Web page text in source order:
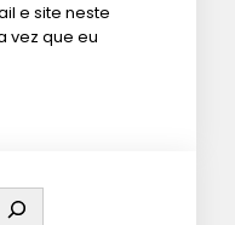
e site neste
vez que eu